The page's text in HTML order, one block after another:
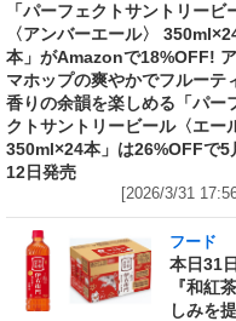
「パーフェクトサントリービ
〈アンバーエール〉
本」がAmazonで18%OFF!
マホップの爽やかでフルーテ
香りの余韻を楽しめる「パー
クトサントリービール〈エー
350ml×24本」は26%OFFで5
12日発売
[2026/3/31
フード
本日31
『和紅
しみを